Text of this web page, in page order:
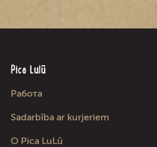
Pica Lulū
Работа
Sadarbība ar kurjeriem
О Pica LuLū